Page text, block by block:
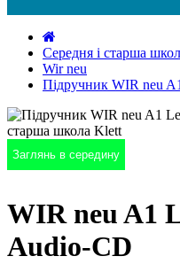
Середня і старша
Wir neu
Підручник WIR neu
Заглянь в середину
WIR neu A1
Audio-CD